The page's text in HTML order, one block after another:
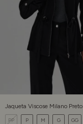
Jaqueta Viscose Milano Preto
PP P M G GG